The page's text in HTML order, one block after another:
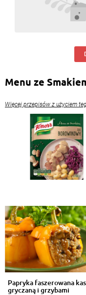
Menu ze
Więcej przepisów z użyciem
Papryka faszerowana
gryczaną i grzybami